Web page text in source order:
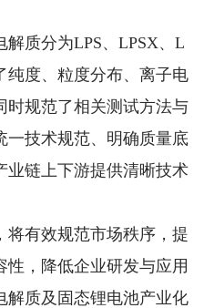
解质分为LPS、 LPSX、 L
纯度、粒度分布、离子电
时规范了相关测试方法与
一技术规范、明确质量底
业链上下游提供清晰技术
将有效规范市场秩序，提
性，降低企业研发与应用
解质及固态锂电池产业化